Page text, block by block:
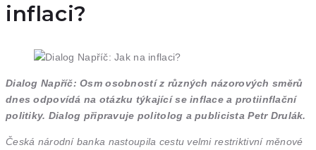
inflaci?
Dialog Napříč: Osm osobností z různých názorových směrů
dnes odpovídá na otázku týkající se inflace a protiinflační
politiky. Dialog připravuje politolog a publicista Petr Drulák.
Česká národní banka nastoupila cestu velmi restriktivní měnové